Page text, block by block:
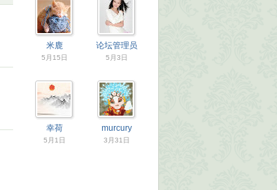
米鹿
5月15日
论坛管理员
5月3日
幸荷
5月1日
murcury
3月31日